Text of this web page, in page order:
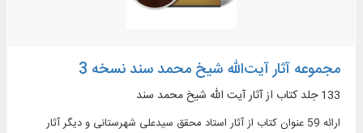
مجموعه آثار آیت‌الله شیخ محمد سند نسخه 3
133 جلد کتاب از آثار آیت‌ الله شیخ محمد سند
ارائه 59 عنوان کتاب از آثار استاد محقق سیدعلی شهرستانی و دیگر آثار